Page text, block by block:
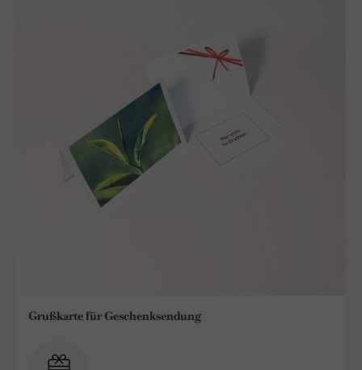
Grußkarte für Geschenksendung